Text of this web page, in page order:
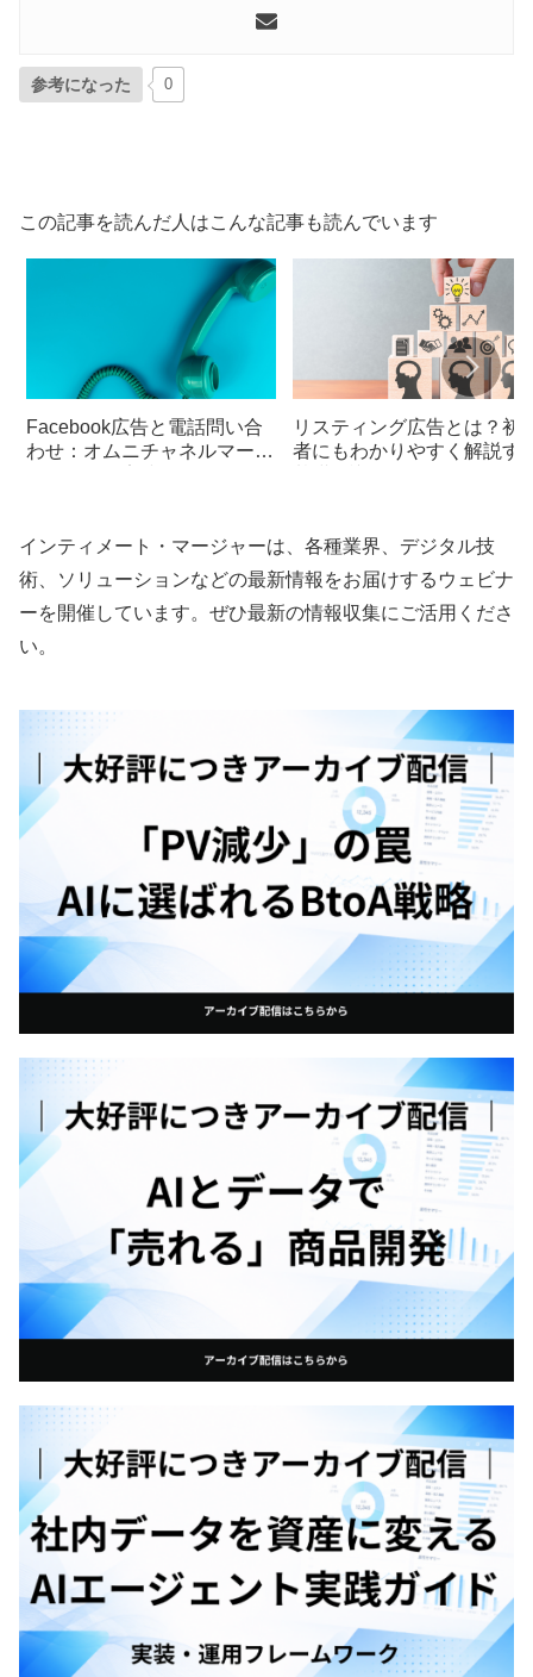
参考になった 0
この記事を読んだ人はこんな記事も読んでいます
Facebook広告と電話問い合
わせ：オムニチャネルマーケ
リスティング広告とは？初
者にもわかりやすく解説す
インティメート・マージャーは、各種業界、デジタル技
術、ソリューションなどの最新情報をお届けするウェビナ
ーを開催しています。ぜひ最新の情報収集にご活用くださ
い。